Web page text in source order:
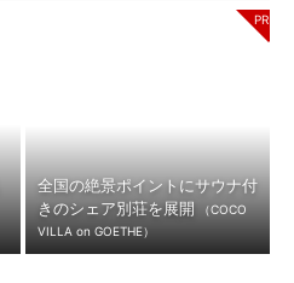
全国の絶景ポイントにサウナ付
きのシェア別荘を展開
（COCO
VILLA on GOETHE）